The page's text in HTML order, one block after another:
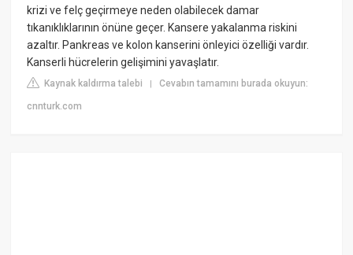
krizi ve felç geçirmeye neden olabilecek damar
tıkanıklıklarının önüne geçer. Kansere yakalanma riskini
azaltır. Pankreas ve kolon kanserini önleyici özelliği vardır.
Kanserli hücrelerin gelişimini yavaşlatır.
Kaynak kaldırma talebi |Cevabın tamamını burada okuyun:
cnnturk.com